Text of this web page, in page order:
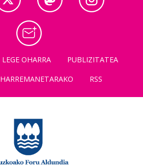
LEGE OHARRA
PUBLIZITATEA
HARREMANETARAKO RSS